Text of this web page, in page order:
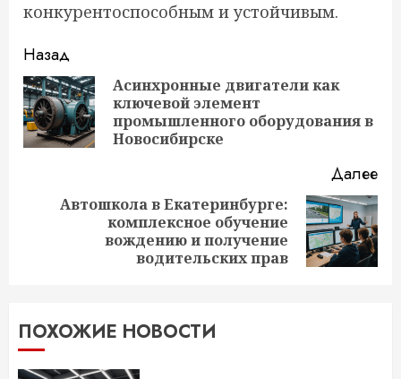
конкурентоспособным и устойчивым.
Продолжить
чтение
Назад
Асинхронные двигатели как
ключевой элемент
промышленного оборудования в
Новосибирске
Далее
Следующая
Автошкола в Екатеринбурге:
комплексное обучение
вождению и получение
водительских прав
ПОХОЖИЕ НОВОСТИ